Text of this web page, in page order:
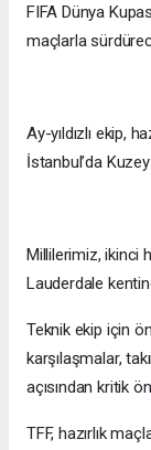
FIFA Dünya
maçlarla
Ay-yıldızlı ekip,
İstanbul’da
Millilerimiz, ikinci
Lauderdale
Teknik ekip için
karşılaşmalar,
açısından kritik
TFF, hazırlık